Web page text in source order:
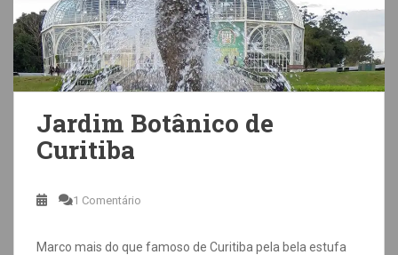
Jardim Botânico de
Curitiba
1 Comentário
Marco mais do que famoso de Curitiba pela bela estufa